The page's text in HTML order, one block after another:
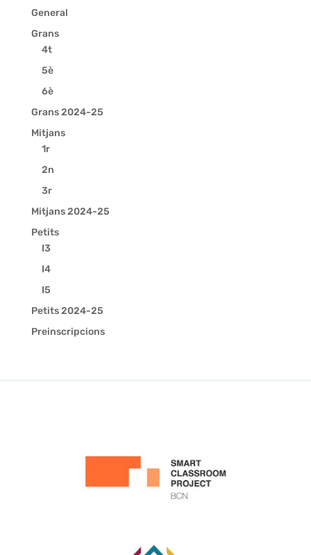
General
Grans
4t
5è
6è
Grans 2024-25
Mitjans
1r
2n
3r
Mitjans 2024-25
Petits
I3
I4
I5
Petits 2024-25
Preinscripcions